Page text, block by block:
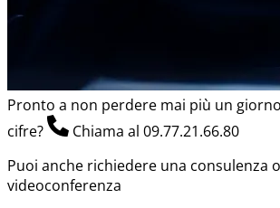
Pronto a non perdere mai più un
cifre?
Chiama al 09.77.21.66.80
Puoi anche richiedere una consulenza
videoconferenza